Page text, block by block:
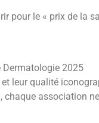
pour le « prix de la
Dermatologie 2025
leur qualité
chaque association